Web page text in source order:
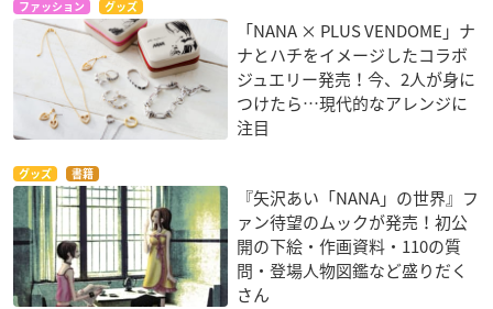
ファッション グッズ
「NANA × PLUS VENDOME」ナ
ナとハチをイメージしたコラボ
ジュエリー発売！今、2人が身に
つけたら…現代的なアレンジに
注目
グッズ 書籍
『矢沢あい「NANA」の世界』フ
ァン待望のムックが発売！初公
開の下絵・作画資料・110の質
問・登場人物図鑑など盛りだく
さん